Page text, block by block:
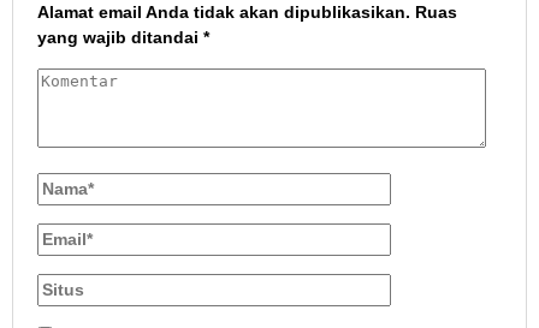
Alamat email Anda tidak akan dipublikasikan. Ruas
yang wajib ditandai *